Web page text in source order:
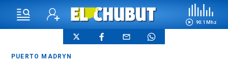
90.1 Mhz
PUERTO MADRYN